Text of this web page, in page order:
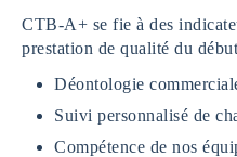
CTB-A+ se fie à des
prestation de qualité du
Déontologie
Suivi personnalisé de
Compétence de nos